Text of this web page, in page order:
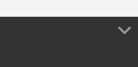
catedral de Oviedo
en canoa